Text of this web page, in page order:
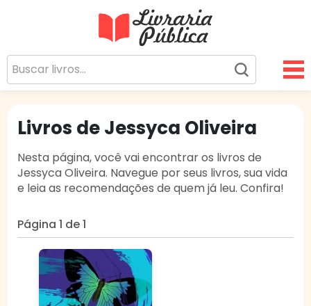
Sua Biblioteca Virtual Gratuita
Livros de Jessyca Oliveira
Nesta página, você vai encontrar os livros de
Jessyca Oliveira. Navegue por seus livros, sua vida
e leia as recomendações de quem já leu. Confira!
Página 1 de 1